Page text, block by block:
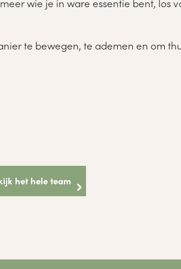
wie je in ware essentie bent,
te bewegen, te ademen en om
het hele team